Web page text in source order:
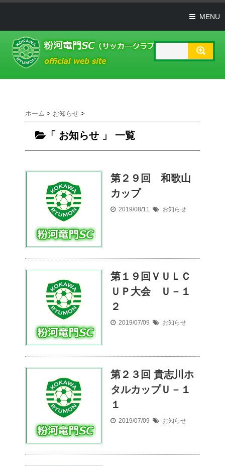
MENU
ホーム > お知らせ >
「 お知らせ 」 一覧
第２９回 和歌山
カップ
2019/08/11 お知らせ
第１９回ＶＵＬＣ
ＵＰ大会 Ｕ－１
２
2019/07/09 お知らせ
第２３回 貴志川ホ
タルカップＵ－１
１
2019/07/09 お知らせ